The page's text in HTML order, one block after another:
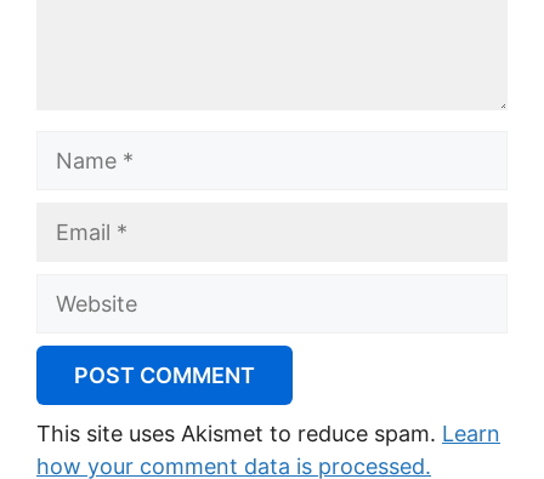
Website
This site uses Akismet to reduce spam. Learn
how your comment data is processed.